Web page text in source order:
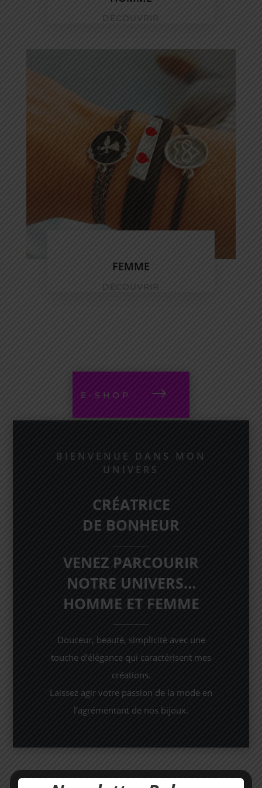
DÉCOUVRIR
FEMME
DÉCOUVRIR
E-SHOP
BIENVENUE DANS MON
UNIVERS
CRÉATRICE
DE BONHEUR
VENEZ PARCOURIR
NOTRE UNIVERS…
HOMME ET FEMME
Douceur, beauté, simplicité avec une
touche d’élégance qui caractérisent mes
créations.
Laissez agir votre passion de la mode en
l’agrémentant de nos bijoux.